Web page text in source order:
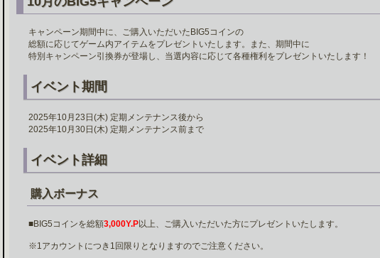
キャンペーン期間中に、ご購入いただいたBIG5コインの
総額に応じてゲーム内アイテムをプレゼントいたします。また、期間中に
特別キャンペーン引換券が登場し、当選内容に応じて各種権利をプレゼントいたします！
イベント期間
2025年10月23日(木) 定期メンテナンス後から
2025年10月30日(木) 定期メンテナンス前まで
イベント詳細
購入ボーナス
■BIG5コインを総額3,000Y.P以上、ご購入いただいた方にプレゼントいたします。
※1アカウントにつき1回限りとなりますのでご注意ください。